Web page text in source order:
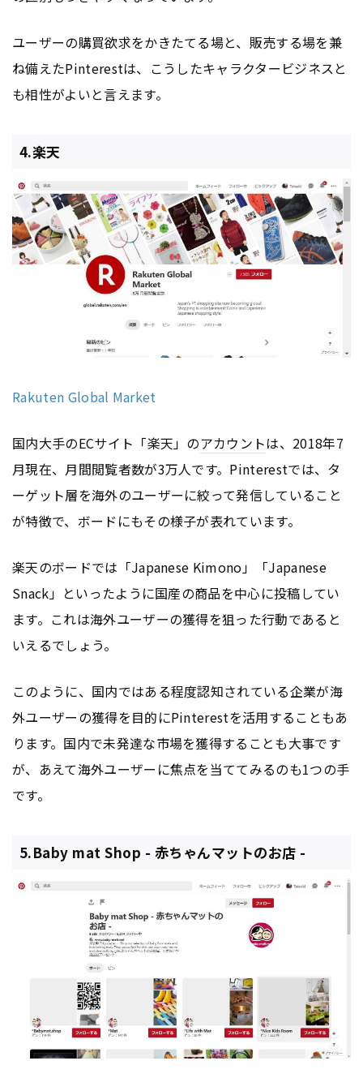
ユーザーの購買欲求をかきたてる場と、販売する場を兼
ね備えたPinterestは、こうしたキャラクタービジネスと
も相性がよいと言えます。
4.楽天
Rakuten Global Market
国内大手のECサイト「楽天」のアカウントは、2018年7
月現在、月間閲覧者数が3万人です。Pinterestでは、タ
ーゲット層を海外のユーザーに絞って発信していること
が特徴で、ボードにもその様子が表れています。
楽天のボードでは「Japanese Kimono」「Japanese
Snack」といったように国産の商品を中心に投稿してい
ます。これは海外ユーザーの獲得を狙った行動であると
いえるでしょう。
このように、国内ではある程度認知されている企業が海
外ユーザーの獲得を目的にPinterestを活用することもあ
ります。国内で未発達な市場を獲得することも大事です
が、あえて海外ユーザーに焦点を当ててみるのも1つの手
です。
5.Baby mat Shop - 赤ちゃんマットのお店 -